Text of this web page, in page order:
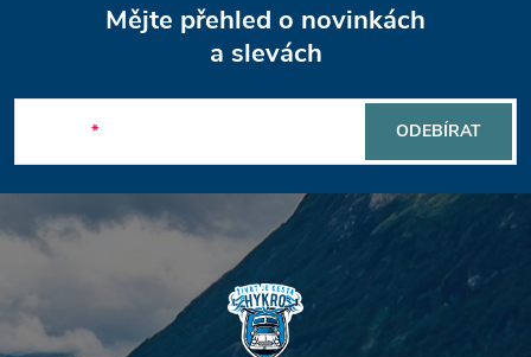
v
p
i
u
p
a
t
í
Mějte přehled o novinkách
a slevách
ODEBÍRAT